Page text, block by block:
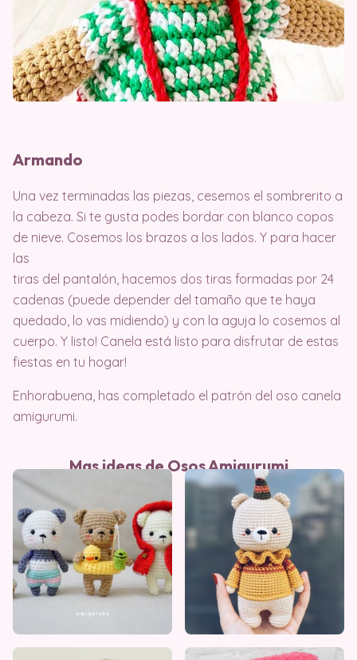
Armando
Una vez terminadas las piezas, cesemos el sombrerito a
la cabeza. Si te gusta podes bordar con blanco copos
de nieve. Cosemos los brazos a los lados. Y para hacer
las
tiras del pantalón, hacemos dos tiras formadas por 24
cadenas (puede depender del tamaño que te haya
quedado, lo vas midiendo) y con la aguja lo cosemos al
cuerpo. Y listo! Canela está listo para disfrutar de estas
fiestas en tu hogar!
Enhorabuena, has completado el patrón del oso canela
amigurumi.
Mas ideas de Osos Amigurumi